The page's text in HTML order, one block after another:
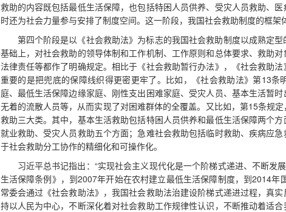
救助的内容既包括最低生活保障，也包括特困人员供养、受灾人员救助、
时还为社会力量参与安排了制度空间。这一阶段，我国社会救助制度的框架
第四个阶段是以《社会救助法》为标志的我国社会救助制度以成熟定
基础上，对社会救助的领导体制和工作机制、工作原则和总体要求、救助
法律责任等都作了明确规定。相比于《社会救助暂行办法》，《社会救助
重要的是把兜底的保障线织得更密更牢了。比如，《社会救助法》第13
庭、最低生活保障边缘家庭、刚性支出困难家庭、受灾人员、基本生活暂
无着的流散人员等，从而实现了对困难群体的全覆盖。又比如，第15条规
救助三大类。其中，基本生活救助包括特困人员供养和最低生活保障两个
就业救助、受灾人员救助五个方面；急难社会救助包括临时救助、疾病应
于社会救助分工协作的精细化和可操作化。
习近平总书记指出：“实现社会主义现代化是一个阶梯式递进、不断发
生活保障条例》，到2007年开始在农村建立最低生活保障制度，到2014
常委会通过《社会救助法》，我国社会救助法治建设阶梯式递进过程，真
持以人民为中心，不断深化着对社会救助工作规律性认识，不断推动着适